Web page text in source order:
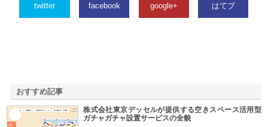
twitter facebook google+ はてブ
おすすめ記事
株式会社東京デッセルが提供する空きスペース活用型
ガチャガチャ設置サービスの全貌